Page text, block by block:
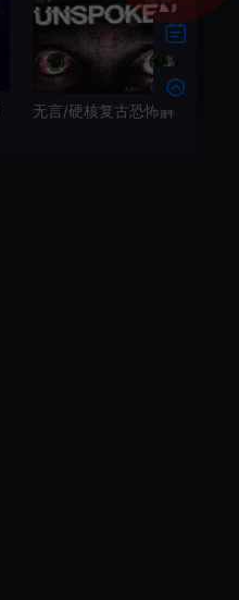
of Blueberry Onsen)
生存恐怖逃脱游戏|下
载
无言/硬核复古恐怖解